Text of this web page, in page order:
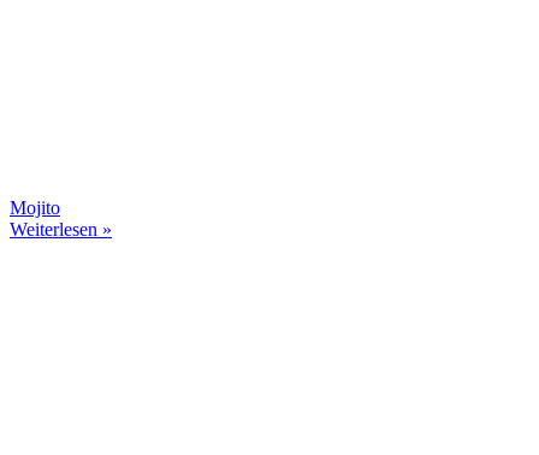
Mojito
Weiterlesen »